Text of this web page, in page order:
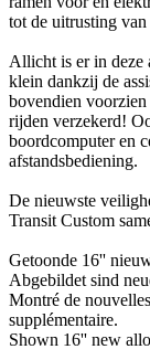
tot de uitrusting
Allicht is er in deze
klein dankzij de
bovendien
rijden verzekerd!
boordcomputer en
afstandsbediening.
De nieuwste
Transit Custom
Getoonde 16''
Abgebildet sind
Montré de
supplémentaire.
Shown 16'' new